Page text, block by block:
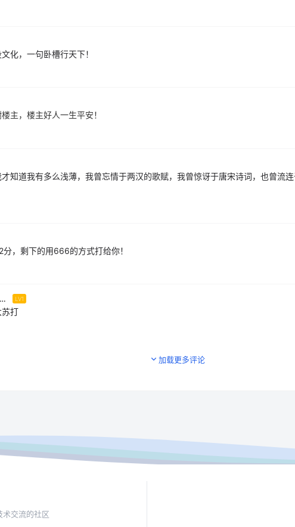
化，一句卧槽行天下！
主，楼主好人一生平安！
知道我有多么浅薄，我曾忘情于两汉的歌赋，我曾惊讶于唐宋诗词，也曾流
，剩下的用666的方式打给你！
传奇技术-至尊✅己认证 LV1
苏打
加载更多评论
术交流的社区